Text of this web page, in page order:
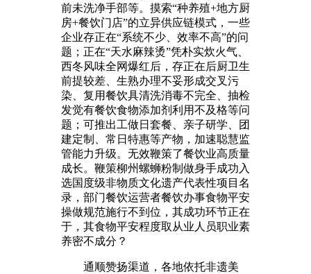
前未洗净手部等。摸索“种养殖+地方厨
房+餐饮门店”的立异供应链模式，一些
企业存正在“系统不少、效率不高”的问
题；正在“天水麻辣烫”凭朴实炊火气、
西冬风味全网爆红后，存正在后厨卫生
前提较差、生熟办理不妥形成交叉污
染、复用餐饮具清洗消毒不完全、抽检
发觉有餐饮食物添加剂利用不及格等问
题；可推出工做日套餐、亲子研学、团
建定制、常日特惠等产物，加速聪慧监
管能力升级。无效鞭策了餐饮业高质量
成长。鞭策柳州螺蛳粉制做身手成功入
选国度级非物质文化遗产代表性项目名
录，部门餐饮运营者餐饮办事食物平安
操做规范施行不到位，其成功环节正在
于，其食物平安程度取从业人员职业素
养密不成分？
通顺赞扬渠道，各地依托非遗美